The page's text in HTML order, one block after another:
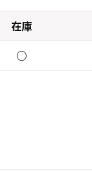
在庫
○